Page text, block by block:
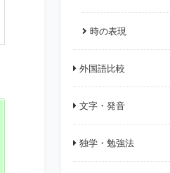
時の表現
外国語比較
文字・発音
独学・勉強法